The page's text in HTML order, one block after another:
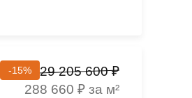
-15%
29 205 600 ₽
288 660 ₽ за м²